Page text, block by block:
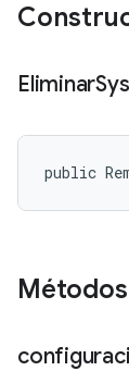
Eliminar
public